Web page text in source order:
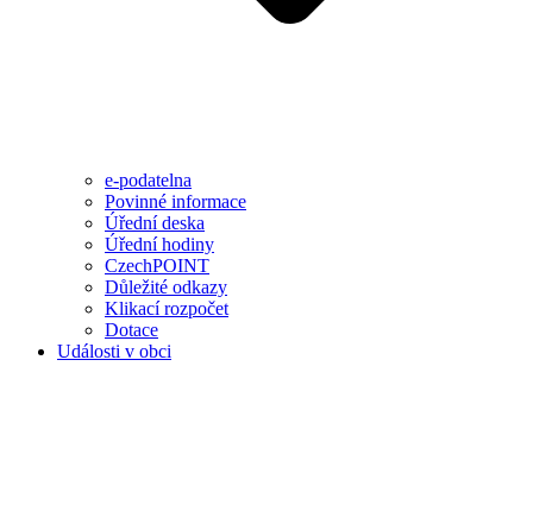
e-podatelna
Povinné informace
Úřední deska
Úřední hodiny
CzechPOINT
Důležité odkazy
Klikací rozpočet
Dotace
Události v obci